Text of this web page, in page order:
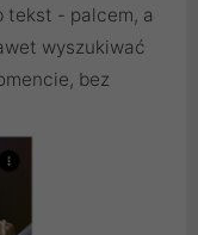
tekst - palcem, a
wyszukiwać
bez